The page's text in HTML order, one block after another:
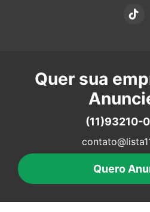
Quer sua
(11)93210-
Quero